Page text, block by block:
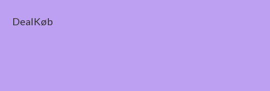
DealKøb